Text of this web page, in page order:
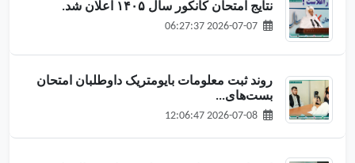
نتایج امتحان کانکور سال ۱۴۰۵ اعلان شد.
روند ثبت معلومات بایومتریک داوطلبان امتحان
بست‌های...